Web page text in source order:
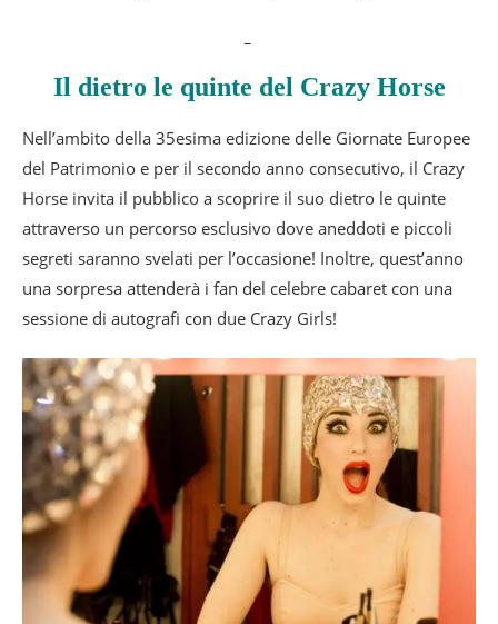
Il dietro le quinte del Crazy Horse
Nell’ambito della 35esima edizione delle Giornate Europee
del Patrimonio e per il secondo anno consecutivo, il Crazy
Horse invita il pubblico a scoprire il suo dietro le quinte
attraverso un percorso esclusivo dove aneddoti e piccoli
segreti saranno svelati per l’occasione! Inoltre, quest’anno
una sorpresa attenderà i fan del celebre cabaret con una
sessione di autografi con due Crazy Girls!